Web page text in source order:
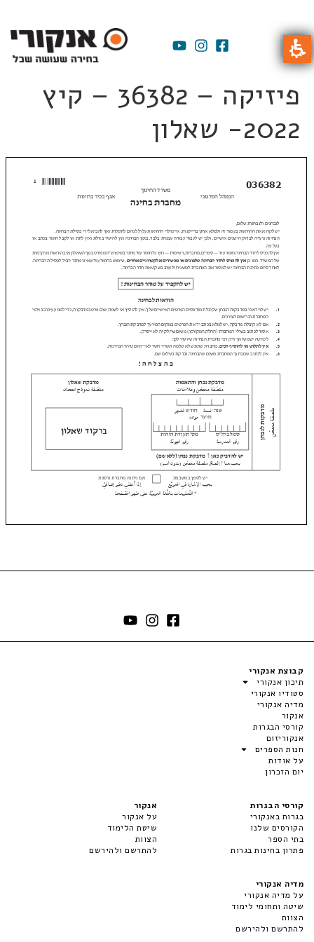
פיזיקה – 36382 – קיץ
2022- שאלון
קבוצת אנקורי
תיכון אנקורי
סטודיו אנקורי
מדיה אנקורי
אנקור
קורסי הבגרות
אנקוריזום
חנות הספרים
על אודות
יום הזכרון
קורסי הבגרות
בגרות באנקורי
הקורסים שלנו
בתי הספר
פתרון בחינות בגרות
אנקור
על אנקור
שיטת הלימוד
הצוות
להתרשם ולהירשם
מדיה אנקורי
על מדיה אנקורי
שיטה ותחומי לימוד
הצוות
להתרשם ולהירשם